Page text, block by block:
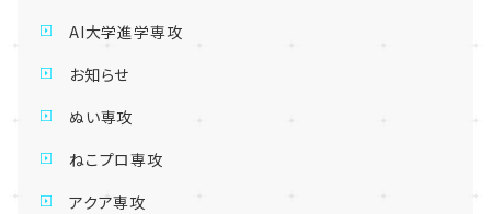
AI大学進学専攻
お知らせ
ぬい専攻
ねこプロ専攻
アクア専攻